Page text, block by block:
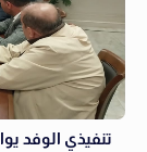
تنفيذي الوفد